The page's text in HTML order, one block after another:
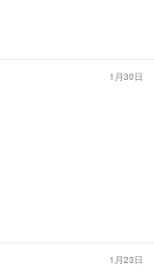
1月30日
1月23日